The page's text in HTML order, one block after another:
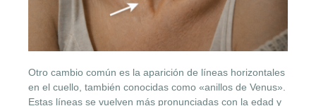
Otro cambio común es la aparición de líneas horizontales
en el cuello, también conocidas como «anillos de Venus».
Estas líneas se vuelven más pronunciadas con la edad y